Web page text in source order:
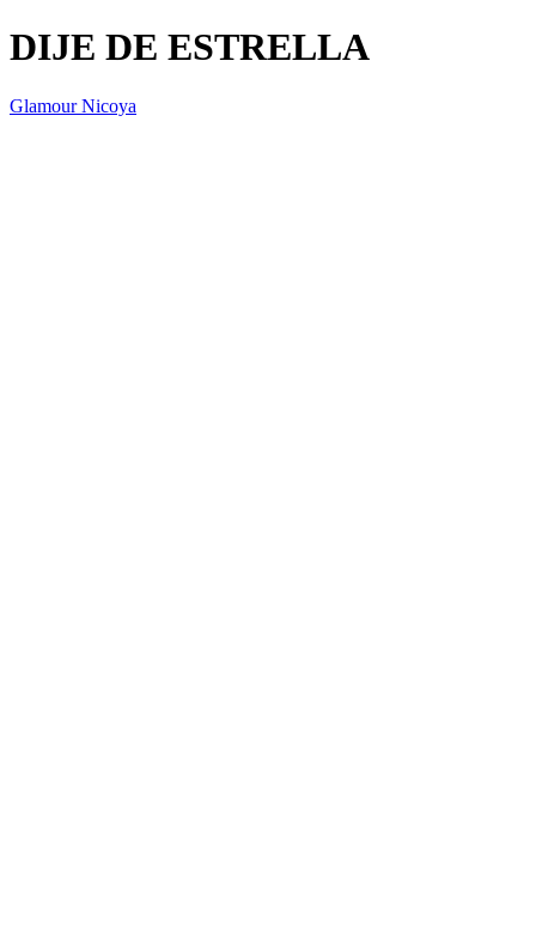
DIJE DE ESTRELLA
Glamour Nicoya